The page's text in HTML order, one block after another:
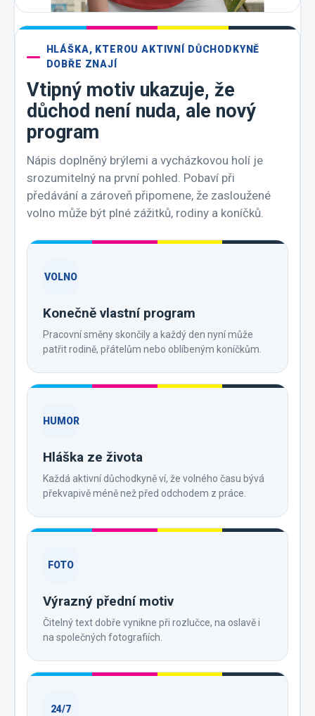
HLÁŠKA, KTEROU AKTIVNÍ DŮCHODKYNĚ
DOBŘE ZNAJÍ
Vtipný motiv ukazuje, že
důchod není nuda, ale nový
program
Nápis doplněný brýlemi a vycházkovou holí je
srozumitelný na první pohled. Pobaví při
předávání a zároveň připomene, že zasloužené
volno může být plné zážitků, rodiny a koníčků.
VOLNO
Konečně vlastní program
Pracovní směny skončily a každý den nyní může
patřit rodině, přátelům nebo oblíbeným koníčkům.
HUMOR
Hláška ze života
Každá aktivní důchodkyně ví, že volného času bývá
překvapivě méně než před odchodem z práce.
FOTO
Výrazný přední motiv
Čitelný text dobře vynikne při rozlučce, na oslavě i
na společných fotografiích.
24/7